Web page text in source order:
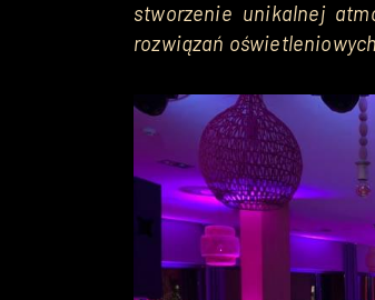
stworzenie unikalnej
rozwiązań